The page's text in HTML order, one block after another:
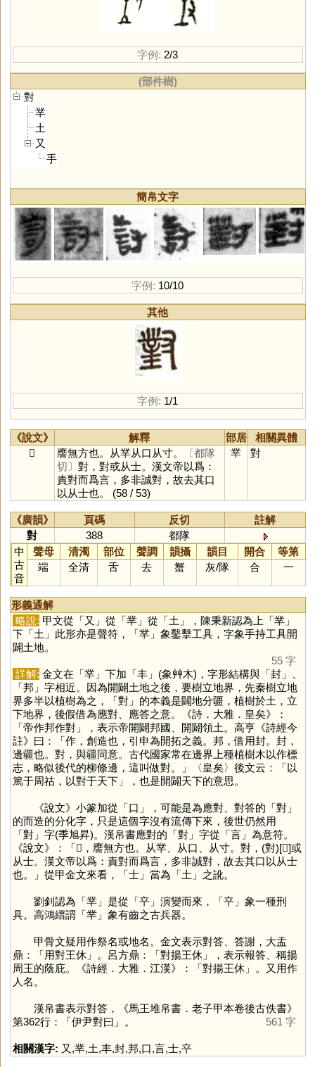
字例: 2/3
(部件樹)
對
丵
土
又
手
簡帛文字
字例: 10/10
其他
字例: 1/1
《說文》 解釋 部居
相關異體
𡭊
譍無方也。从丵从口从寸。
〔都隊
切〕 對，對或从士。漢文帝以爲：
責對而爲言，多非誠對，故去其口
以从士也。 (58 / 53)
丵 對
《廣韻》 頁碼 反切
註解
對
388
都隊
中
古
音
聲母 清濁 部位 聲調 韻攝 韻目 開合
等第
端
全清 舌 去 蟹 灰/隊 合 一
形義通解
略說: 甲文從「又 」從「丵」從「土」，陳秉新認為上「丵」
下「土」此形亦是聲符，「丵」象鑿擊工具，字象手持工具開
闢土地。
55 字
詳解: 金文在「丵」下加「丰」(象艸木)，字形結構與「封」、
「邦 」字相近。因為開闢土地之後，要樹立地界，先秦樹立地
界多半以植樹為之，「對」的本義是闢地分疆，植樹於土，立
下地界，後假借為應對、應答之意。《詩．大雅．皇矣》：
「帝作邦作對」，表示帝開闢邦國、開闢領土。高亨《詩經今
註》曰：「作，創造也，引申為開拓之義。邦，借用封。封，
邊疆也。對，與疆同意。古代國家常在邊界上種植樹木以作標
志，略似後代的柳條邊，這叫做對。」〈皇矣〉後文云：「以
篤于周祜，以對于天下」，也是開闢天下的意思。
《說文》小篆加從「口 」，可能是為應對、對答的「對」
的而造的分化字，只是這個字沒有流傳下來，後世仍然用
「對」字(季旭昇)。漢帛書應對的「對」字從「言」為意符。
《說文》：「𡭊，譍無方也。从丵、从口、从寸。對，(對)[𡭊]或
从士。漢文帝以爲：責對而爲言，多非誠對，故去其口以从士
也。」從甲金文來看，「士」當為「土」之訛。
劉釗認為「丵」是從「䇂」演變而來，「䇂」象一種刑
具。高鴻縉謂「丵」象有齒之古兵器。
甲骨文疑用作祭名或地名。金文表示對答、答謝，大盂
鼎：「用對王休」。呂方鼎：「對揚王休」，表示報答、稱揚
周王的蔭庇。《詩經．大雅．江漢》：「對揚王休」。又用作
人名。
漢帛書表示對答，《馬王堆帛書．老子甲本卷後古佚書》
第362行：「伊尹對曰」。
561 字
相關漢字: 又,丵,土,丰,封,邦,口,言,士,䇂